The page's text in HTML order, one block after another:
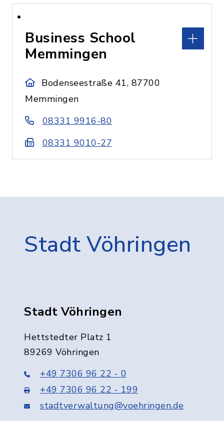
Business School
Memmingen
Bodenseestraße 41, 87700
Memmingen
08331 9916-80
08331 9010-27
Stadt Vöhringen
Stadt Vöhringen
Hettstedter Platz 1
89269 Vöhringen
+49 7306 96 22 - 0
+49 7306 96 22 - 199
stadtverwaltung@voehringen.de